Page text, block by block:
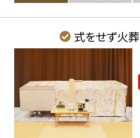
式をせず火